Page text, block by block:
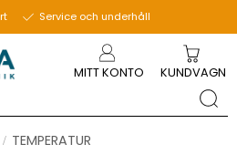
Service och underhåll
MITT KONTO KUNDVAGN
TEMPERATUR